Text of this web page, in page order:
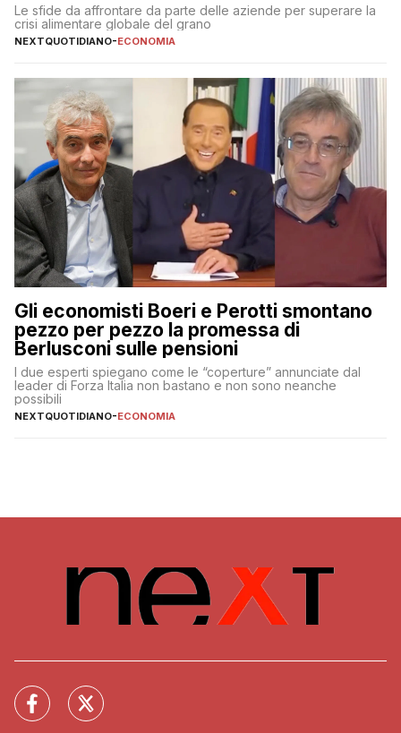
Le sfide da affrontare da parte delle aziende per superare la
crisi alimentare globale del grano
NEXTQUOTIDIANO-ECONOMIA
Gli economisti Boeri e Perotti smontano
pezzo per pezzo la promessa di
Berlusconi sulle pensioni
I due esperti spiegano come le “coperture” annunciate dal
leader di Forza Italia non bastano e non sono neanche
possibili
NEXTQUOTIDIANO-ECONOMIA